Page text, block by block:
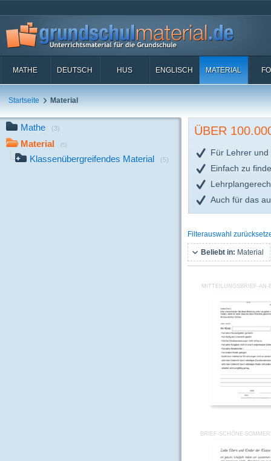
MATHE DEUTSCH HUS ENGLISCH MATERIAL
Startseite Material
Mathe (3)
Material (5)
Klassenübergreifendes Material (5)
ÜBER
Für Lehrer und
Einfach zu
Auch für das
Filterauswahl
Beliebt in: Material
MITTEILUNGSBRIEF-AN-
BRIEF-SCHÖNE-